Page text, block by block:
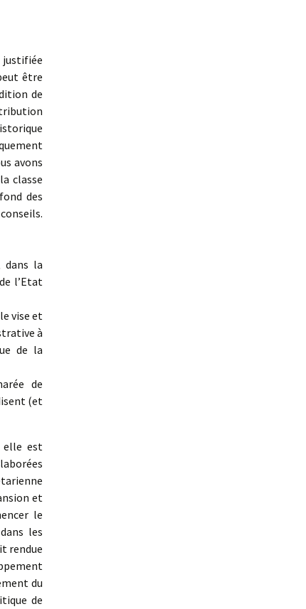
être
de
avons
classe
des
dans la
l’Etat
vise et
à
de la
de
(et
elle est
et
le
les
rendue
du
de